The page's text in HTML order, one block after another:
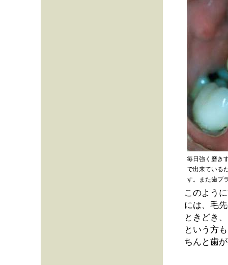
毎日強く磨き
で出来ている
す。また歯ブ
このよう
には、毛
ときどき
という方
ちんと歯